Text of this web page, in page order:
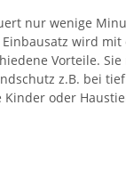
nur wenige
wird mit
Vorteile.
z.B. bei
oder